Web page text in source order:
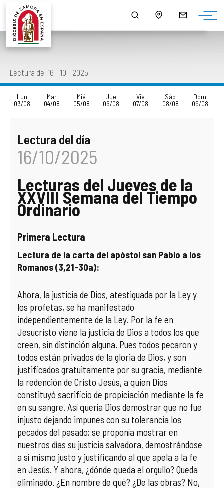
Lectura del 16 - 10 - 2025
Lun
03/08
Mar
04/08
Mié
05/08
Jue
06/08
Vie
07/08
Sáb
08/08
Dom
09/08
Lectura del día
16/10/2025
Lecturas del Jueves de la
XXVIII Semana del Tiempo
Ordinario
Primera Lectura
Lectura de la carta del apóstol san Pablo a los
Romanos (3,21-30a):
Ahora, la justicia de Dios, atestiguada por la Ley y
los profetas, se ha manifestado
independientemente de la Ley. Por la fe en
Jesucristo viene la justicia de Dios a todos los que
creen, sin distinción alguna. Pues todos pecaron y
todos están privados de la gloria de Dios, y son
justificados gratuitamente por su gracia, mediante
la redención de Cristo Jesús, a quien Dios
constituyó sacrificio de propiciación mediante la fe
en su sangre. Así quería Dios demostrar que no fue
injusto dejando impunes con su tolerancia los
pecados del pasado; se proponía mostrar en
nuestros días su justicia salvadora, demostrándose
a sí mismo justo y justificando al que apela a la fe
en Jesús. Y ahora, ¿dónde queda el orgullo? Queda
eliminado. ¿En nombre de qué? ¿De las obras? No,
¿QUIÉNES SOMOS?
EPISCOPOLOGIO
NORMATIVA DIOCESANA
MONUMENTOS BIC - BIEN DE INTERÉS CULTURAL
PATRIMONIO ROBADO
CÓDIGO DE CONDUCTA
COMPLIANCE
DOCTRINA DE LA IGLESIA
PORTAL DE TRANSPARENCIA
RENDICIÓN CUENTAS ENTIDADES RELIGIOSAS
PREGUNTAS FRECUENTES
MONS. FERNANDO VALERA SÁNCHEZ
MULTIMEDIA
ORGANIGRAMA
CURIA DIOCESANA
CABILDO CATEDRAL
SEMINARIOS DIOCESANOS
OTROS ORGANISMOS Y SERVICIOS DIOCESANOS
ENSEÑANZA
PASTORAL SAMARITANA
CENTROS SOCIALES
APOSTOLADO SEGLAR
VIDA CONSAGRADA
HORARIO DE MISAS
LISTADO DE NUESTRAS PARROQUIAS
NOTICIAS
SALUS
CAMPAÑAS
AGENDA
DESCARGAS
ENLACES DE INTERÉS
IMÁGENES
VÍDEOS
AUDIOS